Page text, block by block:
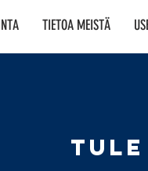
TIETOA MEISTÄ